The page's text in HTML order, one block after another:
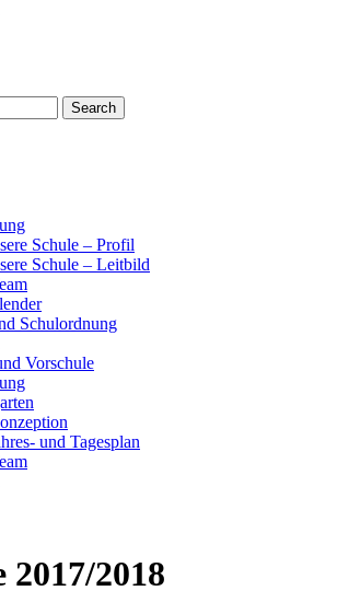
Search
Schule – Profil
Schule – Leitbild
Schulordnung
Vorschule
und Tagesplan
2018